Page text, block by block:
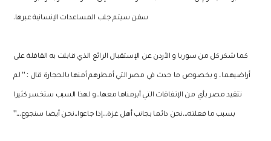
سفن سيتم جلب المساعدات الإنسانية عبرها.
كما شكر كل من سوريا و الأردن عن الإستقبال الرائع الذي قابلت به القافلة على
أراضيهما، و بخصوص ما حدث في مصر التي أمطرهم أمنها بالحجارة قال : '' لم
تتقيد مصر بأي من الإتفاقات التي أبرمناها معها..و لهذا السبب ستخسر كثيرا
بسبب ما فعلته...نحن دائما بجانب أهل غزة...إذا جاعوا..نحن أيضا سنجوع...''